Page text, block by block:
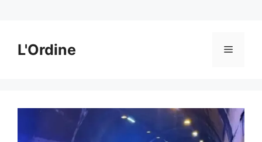
contenuto
L'Ordine Menu